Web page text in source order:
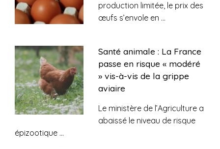
production limitée, le prix des
œufs s’envole en ...
Santé animale : La France
passe en risque « modéré
» vis-à-vis de la grippe
aviaire
Le ministère de l’Agriculture a
abaissé le niveau de risque
épizootique ...